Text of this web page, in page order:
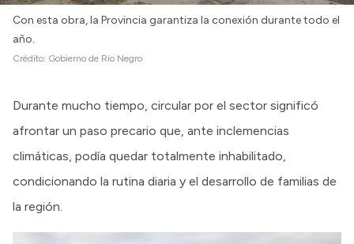
Con esta obra, la Provincia garantiza la conexión durante todo el
año.
Crédito: Gobierno de Río Negro
Durante mucho tiempo, circular por el sector significó
afrontar un paso precario que, ante inclemencias
climáticas, podía quedar totalmente inhabilitado,
condicionando la rutina diaria y el desarrollo de familias de
la región.